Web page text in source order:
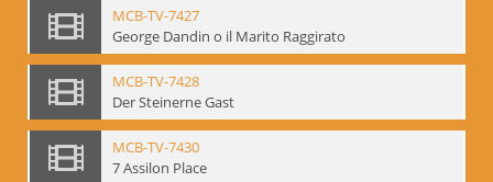
MCB-TV-7427
George Dandin o il Marito Raggirato
MCB-TV-7428
Der Steinerne Gast
MCB-TV-7430
7 Assilon Place